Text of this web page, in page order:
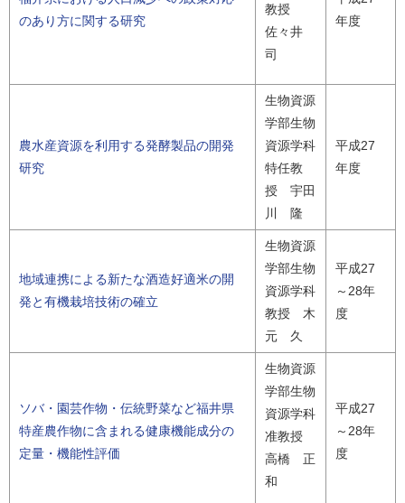
のあり方に関する研究
教授
佐々井
司
年度
農水産資源を利用する発酵製品の開発
研究
生物資源
学部生物
資源学科
特任教
授 宇田
川 隆
平成27
年度
地域連携による新たな酒造好適米の開
発と有機栽培技術の確立
生物資源
学部生物
資源学科
教授 木
元 久
平成27
～28年
度
ソバ・園芸作物・伝統野菜など福井県
特産農作物に含まれる健康機能成分の
定量・機能性評価
生物資源
学部生物
資源学科
准教授
高橋 正
和
平成27
～28年
度